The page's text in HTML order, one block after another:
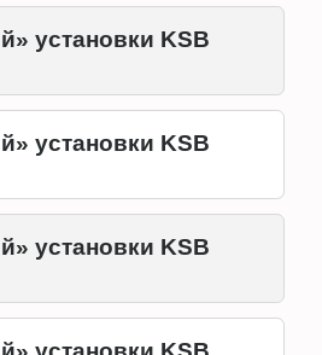
установки KSB
установки KSB
установки KSB